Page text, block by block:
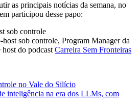
as principais notícias da semana, no
participou desse papo:
sob controle
host sob controle, Program Manager da
host do podcast Carreira Sem Fronteiras
no Vale do Silício
inteligência na era dos LLMs, com